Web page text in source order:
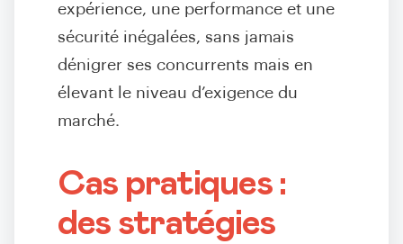
expérience, une performance et une
sécurité inégalées, sans jamais
dénigrer ses concurrents mais en
élevant le niveau d’exigence du
marché.
Cas pratiques :
des stratégies